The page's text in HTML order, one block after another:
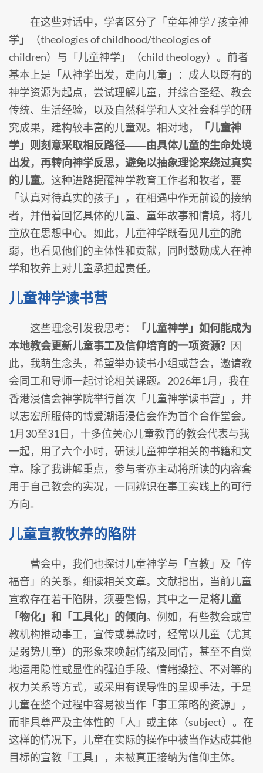
在这些对话中，学者区分了「童年神学 / 孩童神
学」（theologies of childhood/theologies of
children）与「儿童神学」（child theology）。前者
基本上是「从神学出发，走向儿童」：成人以既有的
神学资源为起点，尝试理解儿童，并综合圣经、教会
传统、生活经验，以及自然科学和人文社会科学的研
究成果，建构较丰富的儿童观。相对地，
「儿童神
学」则刻意采取相反路径――由具体儿童的生命处境
出发，再转向神学反思，避免以抽象理论来绕过真实
的儿童。这种进路提醒神学教育工作者和牧者，要
「认真对待真实的孩子」，在相遇中作无前设的接纳
者，并借着回忆具体的儿童、童年故事和情境，将儿
童放在思想中心。如此，儿童神学既看见儿童的脆
弱，也看见他们的主体性和贡献，同时鼓励成人在神
学和牧养上对儿童承担起责任。
儿童神学读书营
这些理念引发我思考：
「儿童神学」如何能成为
本地教会更新儿童事工及信仰培育的一项资源？ 因
此，我萌生念头，希望举办读书小组或营会，邀请教
会同工和导师一起讨论相关课题。2026年1月，我在
香港浸信会神学院举行首次「儿童神学读书营」，并
以志宏所服侍的博爱潮语浸信会作为首个合作堂会。
1月30至31日，十多位关心儿童教育的教会代表与我
一起，用了六个小时，研读儿童神学相关的书籍和文
章。除了我讲解重点，参与者亦主动将所读的内容套
用于自己教会的实况，一同辨识在事工实践上的可行
方向。
儿童宣教牧养的陷阱
营会中，我们也探讨儿童神学与「宣教」及「传
福音」的关系，细读相关文章。文献指出，当前儿童
宣教存在若干陷阱，须要警惕，其中之一是将儿童
「物化」和「工具化」的倾向。例如，有些教会或宣
教机构推动事工，宣传或募款时，经常以儿童（尤其
是弱势儿童）的形象来唤起情绪及同情，甚至不自觉
地运用隐性或显性的强迫手段、情绪操控、不对等的
权力关系等方式，或采用有误导性的呈现手法，于是
儿童在整个过程中容易被当作「事工策略的资源」，
而非具尊严及主体性的「人」或主体（subject）。在
这样的情况下，儿童在实际的操作中被当作达成其他
目标的宣教「工具」，未被真正接纳为信仰主体。